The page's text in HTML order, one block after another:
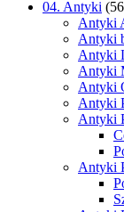
04. Antyki
Antyki
Antyki
Antyki
Antyki
Antyki
Antyki
Antyki
Antyki